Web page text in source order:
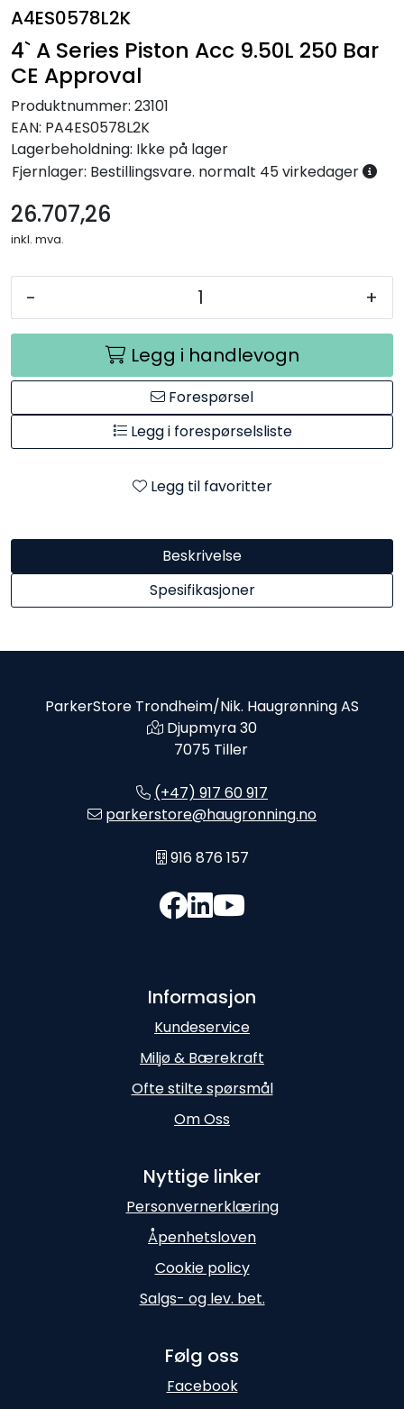
A4ES0578L2K
4` A Series Piston Acc 9.50L 250 Bar
CE Approval
Produktnummer: 23101
EAN: PA4ES0578L2K
Lagerbeholdning: Ikke på lager
Fjernlager: Bestillingsvare. normalt 45 virkedager
26.707,26
inkl. mva.
- +
Legg i handlevogn
Forespørsel
Legg i forespørselsliste
Legg til favoritter
Beskrivelse
Spesifikasjoner
ParkerStore Trondheim/Nik. Haugrønning AS
Djupmyra 30
7075 Tiller
(+47) 917 60 917
parkerstore@haugronning.no
916 876 157
Informasjon
Kundeservice
Miljø & Bærekraft
Ofte stilte spørsmål
Om Oss
Nyttige linker
Personvernerklæring
Åpenhetsloven
Cookie policy
Salgs- og lev. bet.
Følg oss
Facebook